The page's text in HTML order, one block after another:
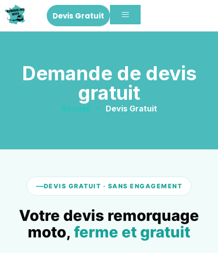
Devis Gratuit
Demande de devis
gratuit
Accueil » Devis Gratuit
DEVIS GRATUIT · SANS ENGAGEMENT
Votre devis remorquage
moto, ferme et gratuit